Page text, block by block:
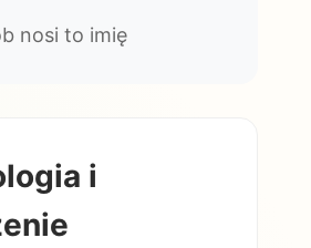
nosi to imię
i